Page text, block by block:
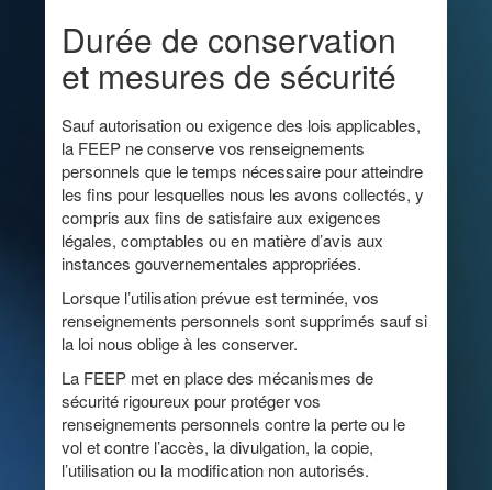
Durée de conservation
et mesures de sécurité
Sauf autorisation ou exigence des lois applicables,
la FEEP ne conserve vos renseignements
personnels que le temps nécessaire pour atteindre
les fins pour lesquelles nous les avons collectés, y
compris aux fins de satisfaire aux exigences
légales, comptables ou en matière d’avis aux
instances gouvernementales appropriées.
Lorsque l’utilisation prévue est terminée, vos
renseignements personnels sont supprimés sauf si
la loi nous oblige à les conserver.
La FEEP met en place des mécanismes de
sécurité rigoureux pour protéger vos
renseignements personnels contre la perte ou le
vol et contre l’accès, la divulgation, la copie,
l’utilisation ou la modification non autorisés.